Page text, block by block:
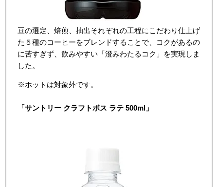
豆の選定、焙煎、抽出それぞれの工程にこだわり仕上げ
た５種のコーヒーをブレンドすることで、コクがあるの
に苦すぎず、飲みやすい「澄みわたるコク」を実現しま
した。
※ホットは対象外です。
「サントリー クラフトボス ラテ 500ml」